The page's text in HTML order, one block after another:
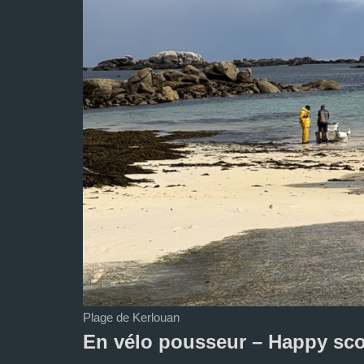
Plage de Kerlouan
En vélo pousseur – Happy